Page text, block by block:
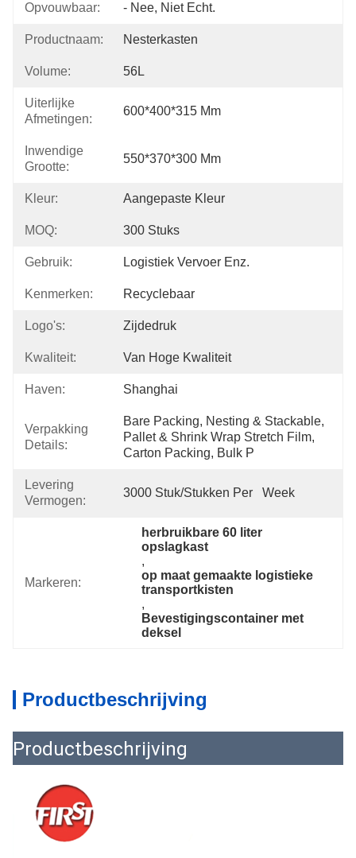
Opvouwbaar: - Nee, Niet Echt.
Productnaam: Nesterkasten
Volume: 56L
Uiterlijke
Afmetingen:
600*400*315 Mm
Inwendige
Grootte:
550*370*300 Mm
Kleur: Aangepaste Kleur
MOQ: 300 Stuks
Gebruik: Logistiek Vervoer Enz.
Kenmerken: Recyclebaar
Logo's: Zijdedruk
Kwaliteit: Van Hoge Kwaliteit
Haven: Shanghai
Verpakking
Details:
Bare Packing, Nesting & Stackable,
Pallet & Shrink Wrap Stretch Film,
Carton Packing, Bulk P
Levering
Vermogen:
3000 Stuk/Stukken Per   Week
Markeren:
herbruikbare 60 liter
opslagkast
,
op maat gemaakte logistieke
transportkisten
,
Bevestigingscontainer met
deksel
Productbeschrijving
Productbeschrijving